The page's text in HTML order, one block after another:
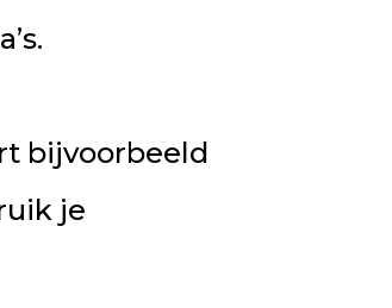
bijvoorbeeld
je